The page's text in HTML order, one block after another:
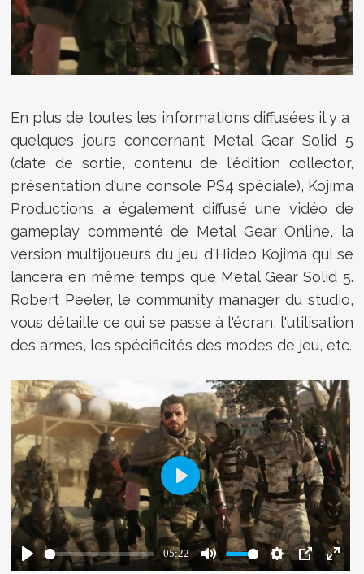
En plus de toutes les informations diffusées il y a
quelques jours concernant Metal Gear Solid 5
(date de sortie, contenu de l'édition collector,
présentation d'une console PS4 spéciale), Kojima
Productions a également diffusé une vidéo de
gameplay commenté de Metal Gear Online, la
version multijoueurs du jeu d'Hideo Kojima qui se
lancera en même temps que Metal Gear Solid 5.
Robert Peeler, le community manager du studio,
vous détaille ce qui se passe à l'écran, l'utilisation
des armes, les spécificités des modes de jeu, etc.